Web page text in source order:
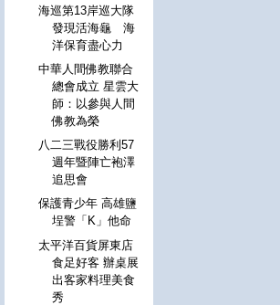
海巡第13岸巡大隊
發現活海龜 海
洋保育盡心力
中華人間佛教聯合
總會成立 星雲大
師：以參與人間
佛教為榮
八二三戰役勝利57
週年暨陣亡袍澤
追思會
保護青少年 高雄鹽
埕警「K」他命
太平洋百貨屏東店
食足好客 辦桌展
出客家料理美食
秀